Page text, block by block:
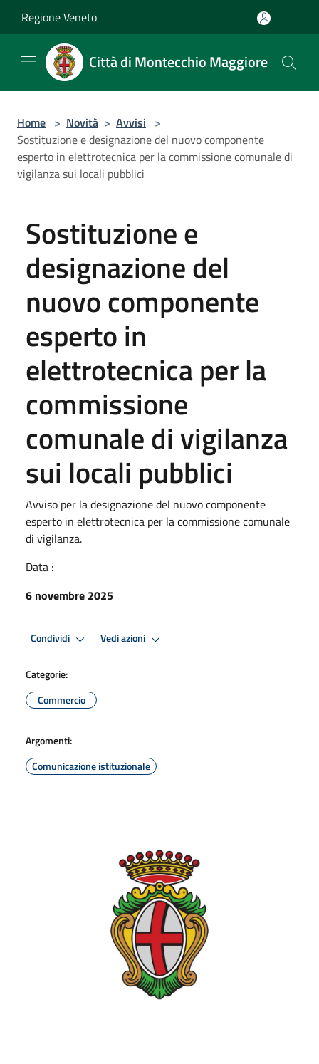
Regione Veneto
Città di Montecchio Maggiore
Home > Novità > Avvisi >
Sostituzione e designazione del nuovo componente
esperto in elettrotecnica per la commissione comunale di
vigilanza sui locali pubblici
Sostituzione e
designazione del
nuovo componente
esperto in
elettrotecnica per la
commissione
comunale di vigilanza
sui locali pubblici
Avviso per la designazione del nuovo componente
esperto in elettrotecnica per la commissione comunale
di vigilanza.
Data :
6 novembre 2025
Condividi Vedi azioni
Categorie:
Commercio
Argomenti:
Comunicazione istituzionale